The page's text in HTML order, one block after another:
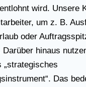
wird. Unsere
um z. B.
oder
Darüber hinaus
„strategisches
Das